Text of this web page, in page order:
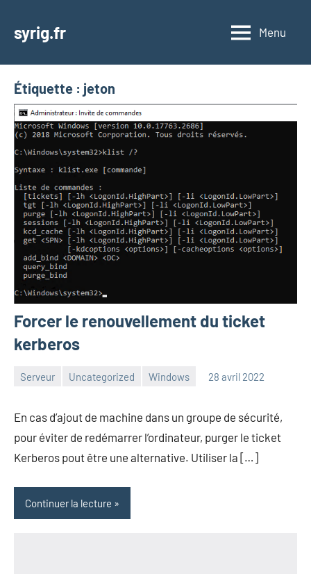
syrig.fr Menu
Étiquette : jeton
Forcer le renouvellement du ticket
kerberos
Serveur Uncategorized Windows 28 avril 2022
En cas d’ajout de machine dans un groupe de sécurité,
pour éviter de redémarrer l’ordinateur, purger le ticket
Kerberos pout être une alternative. Utiliser la […]
Continuer la lecture